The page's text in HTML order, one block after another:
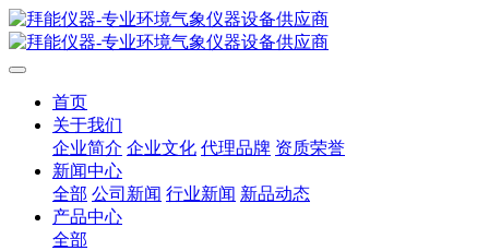
首页
关于我们
企业简介 企业文化 代理品牌 资质荣誉
新闻中心
全部 公司新闻 行业新闻 新品动态
产品中心
全部